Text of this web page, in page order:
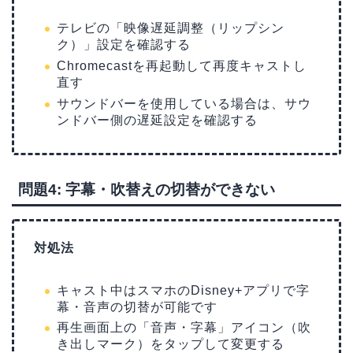
テレビの「映像遅延調整（リップシン
ク）」設定を確認する
Chromecastを再起動して再度キャストし
直す
サウンドバーを使用している場合は、サウ
ンドバー側の遅延設定を確認する
問題4: 字幕・吹替えの切替ができない
対処法
キャスト中はスマホのDisney+アプリで字
幕・音声の切替が可能です
再生画面上の「音声・字幕」アイコン（吹
き出しマーク）をタップして変更する